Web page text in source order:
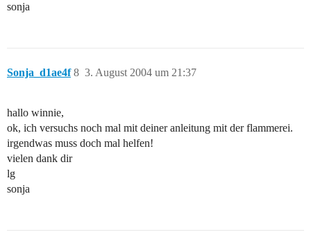
sonja
Sonja_d1ae4f 3. August 2004 um 21:37
8
hallo winnie,
ok, ich versuchs noch mal mit deiner anleitung mit der flammerei.
irgendwas muss doch mal helfen!
vielen dank dir
lg
sonja